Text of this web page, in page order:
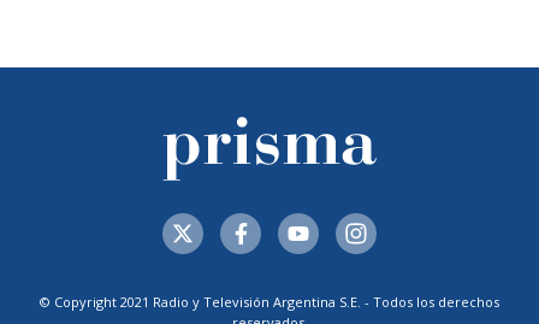
© Copyright 2021 Radio y Televisión Argentina S.E. - Todos los derechos